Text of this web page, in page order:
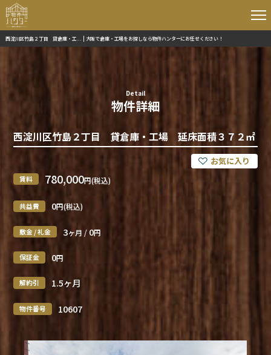
西淀川区竹島２丁目 貸倉庫・工... | 大阪で倉庫・工場をお探しなら物件ハンターにお任せください！
Detail
物件詳細
西淀川区竹島２丁目 貸倉庫・工場 延床面積３７２㎡
賃料 780,000円(税込)
共益費 0円(税込)
敷金 / 礼金 3ヶ月 / 0円
保証金 0円
解約引 1.5ヶ月
物件番号 10607